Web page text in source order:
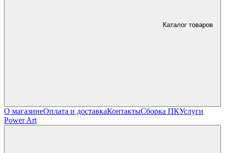
Каталог товаров
О магазинеОплата и доставкаКонтактыСборка ПКУслуги
Power Art